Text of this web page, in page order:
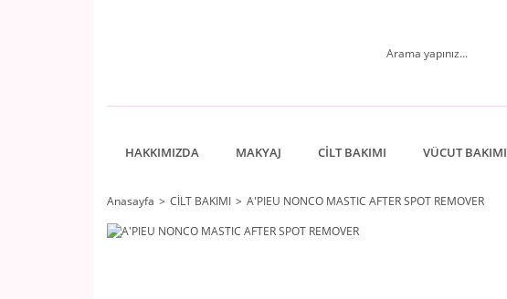
HAKKIMIZDA MAKYAJ CİLT BAKIMI VÜCUT BAKIMI
Anasayfa CİLT BAKIMI
A'PIEU NONCO MASTIC AFTER SPOT REMOVER